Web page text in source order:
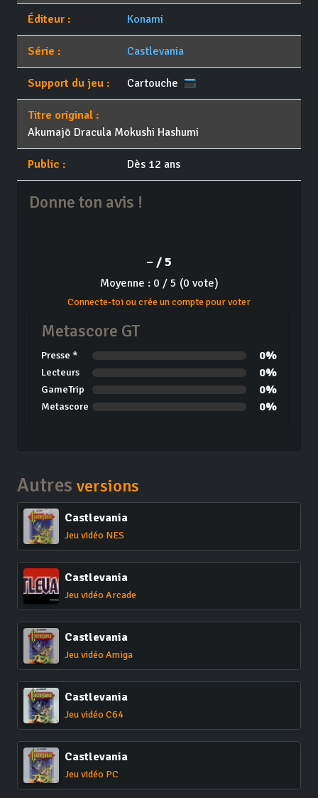
Éditeur : Konami
Série : Castlevania
Support du jeu : Cartouche
Titre original :
Akumajō Dracula Mokushi Hashumi
Public : Dès 12 ans
Donne ton avis !
– / 5
Moyenne : 0 / 5 (0 vote)
Connecte-toi ou crée un compte pour voter
Metascore GT
Presse * 0%
Lecteurs 0%
GameTrip 0%
Metascore 0%
Autres versions
Castlevania
Jeu vidéo NES
Castlevania
Jeu vidéo Arcade
Castlevania
Jeu vidéo Amiga
Castlevania
Jeu vidéo C64
Castlevania
Jeu vidéo PC